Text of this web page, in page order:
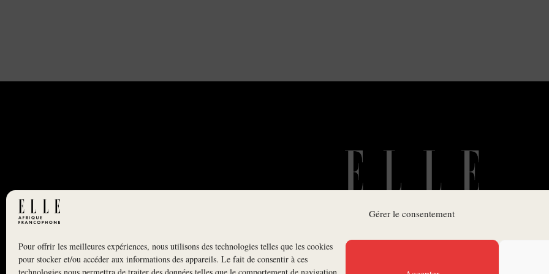
Gérer le consentement
Pour offrir les meilleures expériences, nous utilisons des technologies telles que les cookies
pour stocker et/ou accéder aux informations des appareils. Le fait de consentir à ces
NEWSLETTER
S'INSCRIRE À LA NEWSLETTER